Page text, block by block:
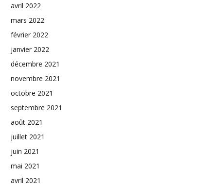
avril 2022
mars 2022
février 2022
janvier 2022
décembre 2021
novembre 2021
octobre 2021
septembre 2021
août 2021
juillet 2021
juin 2021
mai 2021
avril 2021